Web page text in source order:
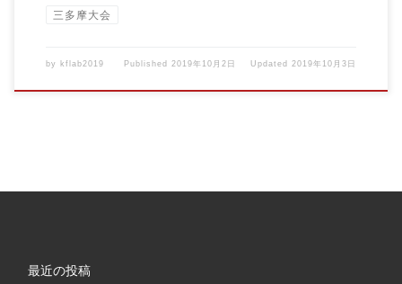
三多摩大会
by kflab2019 Published 2019年10月2日 Updated 2019年10月3日
最近の投稿